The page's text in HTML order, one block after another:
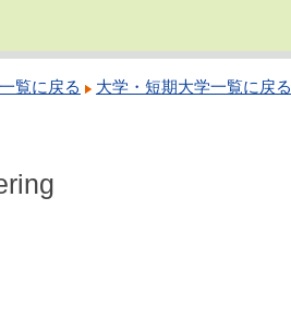
覧に戻る 大学・短期大学一覧に戻る